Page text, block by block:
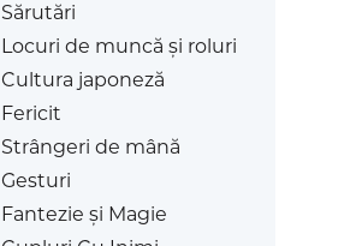
Sărutări
Locuri de muncă și roluri
Cultura japoneză
Fericit
Strângeri de mână
Gesturi
Fantezie și Magie